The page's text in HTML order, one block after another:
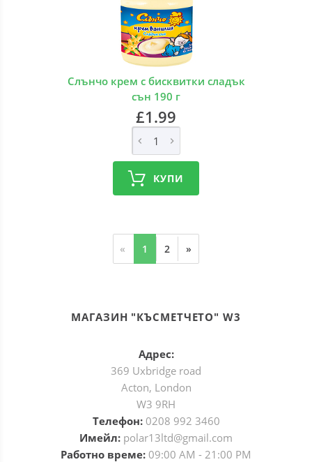
Слънчо крем с бисквитки сладък
сън 190 г
£1.99
КУПИ
« 1 2 »
МАГАЗИН "КЪСМЕТЧЕТО" W3
Адрес:
369 Uxbridge road
Acton, London
W3 9RH
Телефон: 0208 992 3460
Имейл: polar13ltd@gmail.com
Работно време: 09:00 AM - 21:00 PM